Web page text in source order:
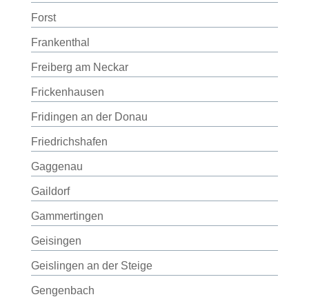
Forst
Frankenthal
Freiberg am Neckar
Frickenhausen
Fridingen an der Donau
Friedrichshafen
Gaggenau
Gaildorf
Gammertingen
Geisingen
Geislingen an der Steige
Gengenbach